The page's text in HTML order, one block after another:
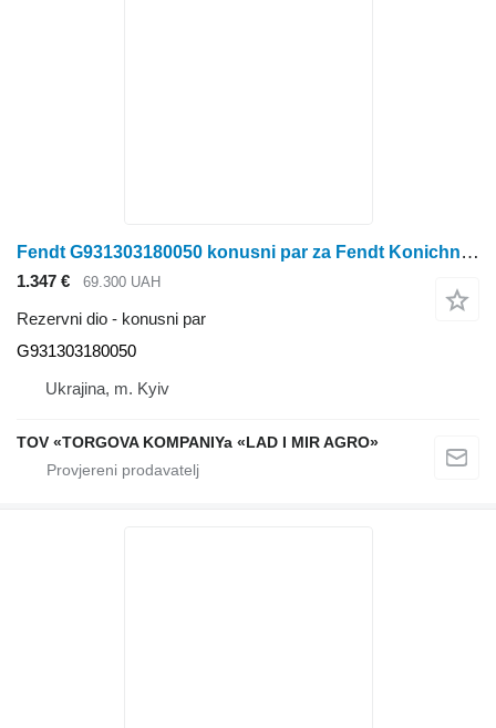
Fendt G931303180050 konusni par za Fendt Konichna para perednoi bortovoi
1.347 € 69.300 UAH
Rezervni dio - konusni par
G931303180050
Ukrajina, m. Kyiv
TOV «TORGOVA KOMPANIYa «LAD I MIR AGRO»